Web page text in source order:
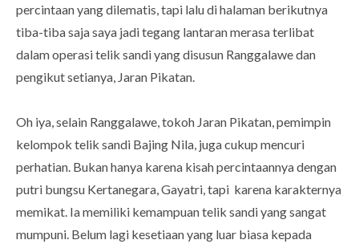
percintaan yang dilematis, tapi lalu di halaman berikutnya
tiba-tiba saja saya jadi tegang lantaran merasa terlibat
dalam operasi telik sandi yang disusun Ranggalawe dan
pengikut setianya, Jaran Pikatan.
Oh iya, selain Ranggalawe, tokoh Jaran Pikatan, pemimpin
kelompok telik sandi Bajing Nila, juga cukup mencuri
perhatian. Bukan hanya karena kisah percintaannya dengan
putri bungsu Kertanegara, Gayatri, tapi karena karakternya
memikat. Ia memiliki kemampuan telik sandi yang sangat
mumpuni. Belum lagi kesetiaan yang luar biasa kepada